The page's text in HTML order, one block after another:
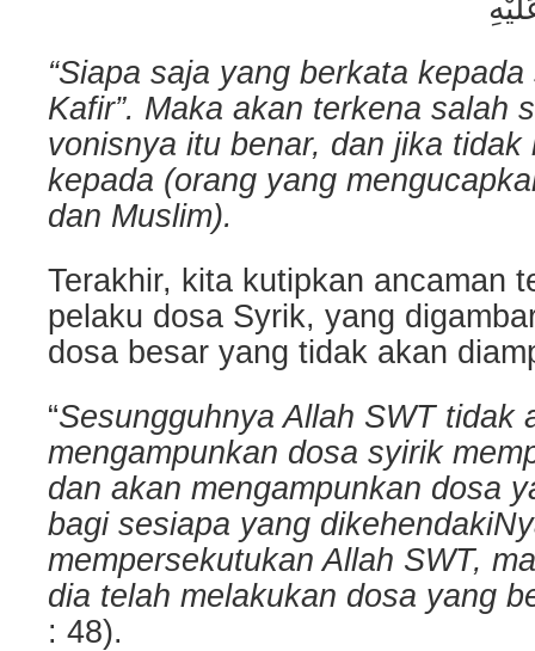
“Siapa saja yang berkata
Kafir”. Maka akan terkena salah
vonisnya itu benar, dan jika tidak
kepada (orang yang
dan Muslim).
Terakhir, kita kutipkan ancaman
pelaku dosa Syrik, yang
dosa besar yang tidak akan
“Sesungguhnya Allah SWT tidak
mengampunkan dosa syirik
dan akan mengampunkan dosa
bagi sesiapa yang
mempersekutukan Allah SWT,
dia telah melakukan dosa yang
: 48).